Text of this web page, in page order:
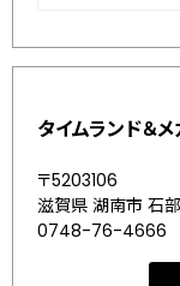
タイムランド＆
〒5203106
滋賀県 湖南市 石
0748-76-4666